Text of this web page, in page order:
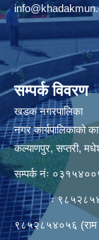
सम्पर्क विवरण
खडक नगरपालिका
नगर कार्यपालिकाको
कल्याणपुर, सप्तरी,
सम्पर्क नंः
ः
९८५२८५४०५६ (राम